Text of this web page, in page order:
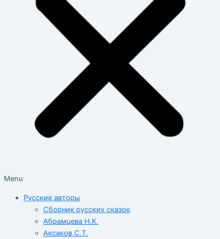
Menu
Русские авторы
Сборник русских сказок
Абрамцева Н.К.
Аксаков С.Т.